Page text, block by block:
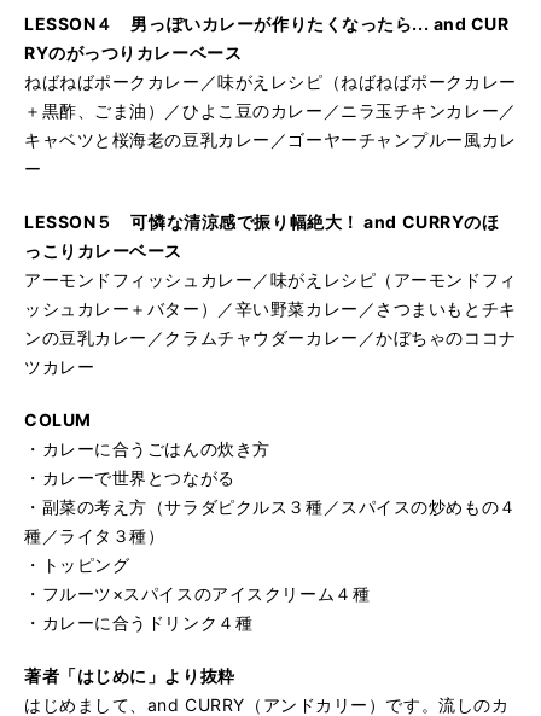
LESSON４ 男っぽいカレーが作りたくなったら... and CUR
RYのがっつりカレーベース
ねばねばポークカレー／味がえレシピ（ねばねばポークカレー
＋黒酢、ごま油）／ひよこ豆のカレー／ニラ玉チキンカレー／
キャベツと桜海老の豆乳カレー／ゴーヤーチャンプルー風カレ
ー
LESSON５ 可憐な清涼感で振り幅絶大！ and CURRYのほ
っこりカレーベース
アーモンドフィッシュカレー／味がえレシピ（アーモンドフィ
ッシュカレー＋バター）／辛い野菜カレー／さつまいもとチキ
ンの豆乳カレー／クラムチャウダーカレー／かぼちゃのココナ
ツカレー
COLUM
・カレーに合うごはんの炊き方
・カレーで世界とつながる
・副菜の考え方（サラダピクルス３種／スパイスの炒めもの４
種／ライタ３種）
・トッピング
・フルーツ×スパイスのアイスクリーム４種
・カレーに合うドリンク４種
著者「はじめに」より抜粋
はじめまして、and CURRY（アンドカリー）です。流しのカ